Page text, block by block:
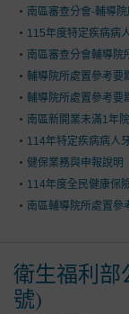
南區審查分會-輔導
115年度特定疾病病
南區審查分會輔導院
輔導院所處置參考要
輔導院所處置參考要
南區新開業未滿1年
114年特定疾病病人
健保業務與申報說明
114年度全民健康保
南區輔導院所處置參
衛生福利部
號)